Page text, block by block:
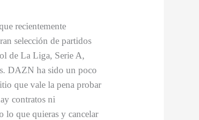
recientemente
selección de partidos
de La Liga, Serie A,
DAZN ha sido un poco
que vale la pena probar
contratos ni
lo que quieras y cancelar